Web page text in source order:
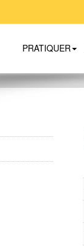
PRATIQUER